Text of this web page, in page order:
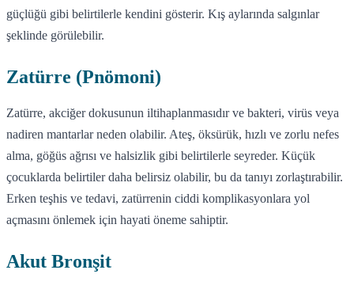
güçlüğü gibi belirtilerle kendini gösterir. Kış aylarında salgınlar
şeklinde görülebilir.
Zatürre (Pnömoni)
Zatürre, akciğer dokusunun iltihaplanmasıdır ve bakteri, virüs veya
nadiren mantarlar neden olabilir. Ateş, öksürük, hızlı ve zorlu nefes
alma, göğüs ağrısı ve halsizlik gibi belirtilerle seyreder. Küçük
çocuklarda belirtiler daha belirsiz olabilir, bu da tanıyı zorlaştırabilir.
Erken teşhis ve tedavi, zatürrenin ciddi komplikasyonlara yol
açmasını önlemek için hayati öneme sahiptir.
Akut Bronşit